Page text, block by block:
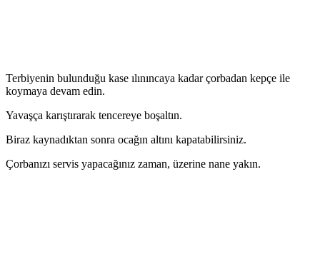
Terbiyenin bulunduğu kase ılınıncaya kadar çorbadan kepçe ile
koymaya devam edin.
Yavaşça karıştırarak tencereye boşaltın.
Biraz kaynadıktan sonra ocağın altını kapatabilirsiniz.
Çorbanızı servis yapacağınız zaman, üzerine nane yakın.